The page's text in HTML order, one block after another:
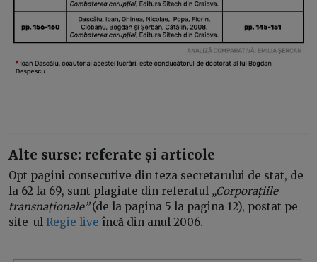
Alte surse: referate și articole
Opt pagini consecutive din teza secretarului de stat, de
la 62 la 69, sunt plagiate din referatul „Corporațiile
transnaționale”(de la pagina 5 la pagina 12), postat pe
site-ul Regie live încă din anul 2006.